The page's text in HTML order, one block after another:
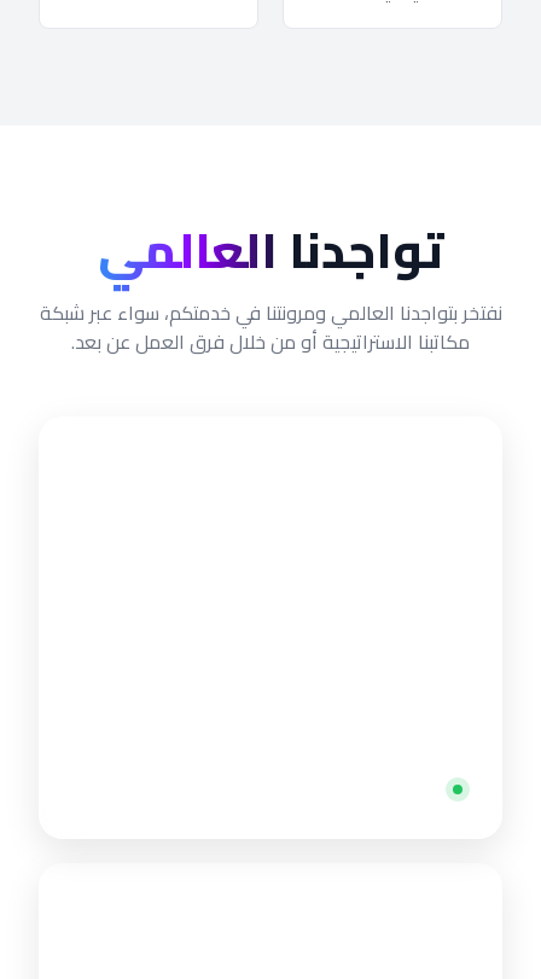
تواجدنا العالمي
نفتخر بتواجدنا العالمي ومرونتنا في خدمتكم، سواء عبر شبكة
مكاتبنا الاستراتيجية أو من خلال فرق العمل عن بعد.
متاح